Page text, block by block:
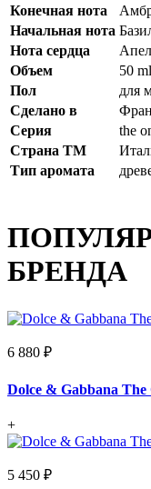
Конечная нота
Начальная нота
Нота сердца
Объем
50
Пол
для
Сделано в
Серия
the
Страна ТМ
Тип аромата
БРЕНДА
6 880 ₽
Dolce & Gabbana The
+
5 450 ₽